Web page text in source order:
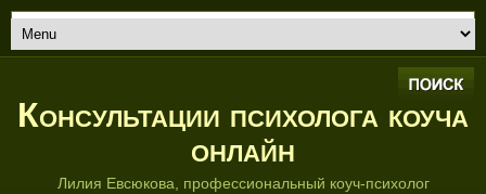
Консультации психолога коуча
онлайн
Лилия Евсюкова, профессиональный коуч-психолог